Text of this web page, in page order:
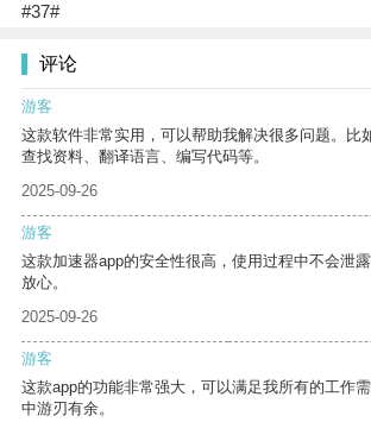
#37#
评论
游客
这款软件非常实用，可以帮助我解决很多问题。比
查找资料、翻译语言、编写代码等。
2025-09-26
游客
这款加速器app的安全性很高，使用过程中不会泄
放心。
2025-09-26
游客
这款app的功能非常强大，可以满足我所有的工作
中游刃有余。